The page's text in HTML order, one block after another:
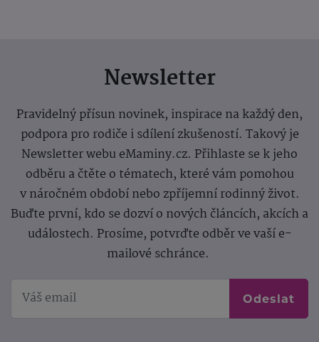
Newsletter
Pravidelný přísun novinek, inspirace na každý den,
podpora pro rodiče i sdílení zkušeností. Takový je
Newsletter webu eMaminy.cz. Přihlaste se k jeho
odběru a čtěte o tématech, které vám pomohou
v náročném období nebo zpříjemní rodinný život.
Buďte první, kdo se dozví o nových článcích, akcích a
událostech. Prosíme, potvrďte odběr ve vaší e-
mailové schránce.
Odeslat